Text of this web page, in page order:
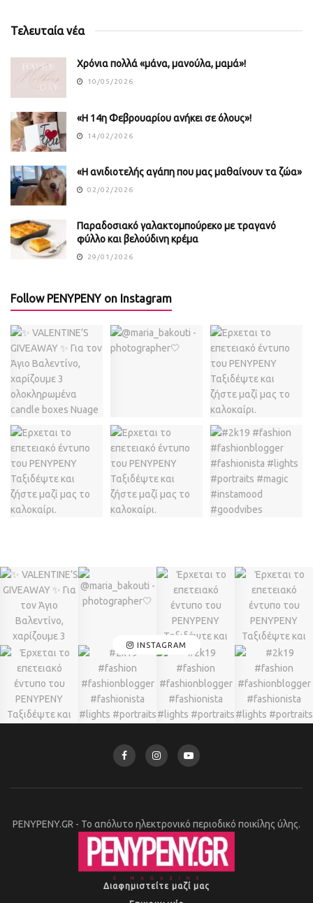
Τελευταία νέα
Χρόνια πολλά «μάνα, μανούλα, μαμά»!
10/05/2026
«Η 14η Φεβρουαρίου ανήκει σε όλους»!
14/02/2026
«Η ανιδιοτελής αγάπη που μας μαθαίνουν τα ζώα»
02/02/2026
Παραδοσιακό γαλακτομπούρεκο με τραγανό
φύλλο και βελούδινη κρέμα
29/01/2026
Follow PENYPENY on Instagram
INSTAGRAM
PENYPENY.GR - Το απόλυτο ηλεκτρονικό περιοδικό ποικίλης ύλης.
Διαφημιστείτε μαζί μας